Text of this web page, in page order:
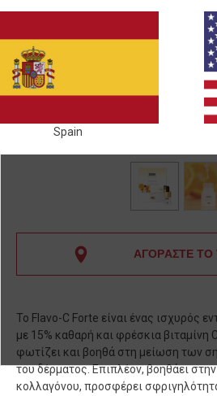
ΑΓΟΡΑΣΤΕ ΤΟ
Το Flavo-C Forte είναι ένας ισχυρός
με 15% καθαρή και φρέσκια βιταμίνη
φωτίζει και βοηθά στη μείωση των
του δέρματος. Επιπλέον, βοηθάει
κολλαγόνου, προσφέρει
Spain